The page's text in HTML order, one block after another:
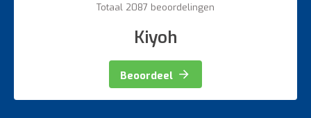
Totaal 2087 beoordelingen
Kiyoh
Beoordeel